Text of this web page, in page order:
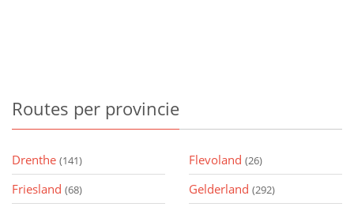
Routes per provincie
Drenthe (141) Flevoland (26)
Friesland (68) Gelderland (292)